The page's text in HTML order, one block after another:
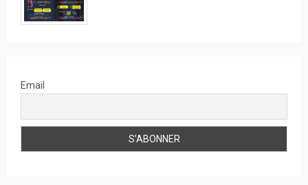
Email